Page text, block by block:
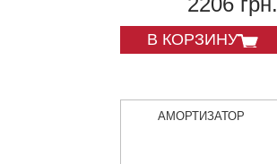
В КОРЗИНУ
АМОРТИЗАТОР